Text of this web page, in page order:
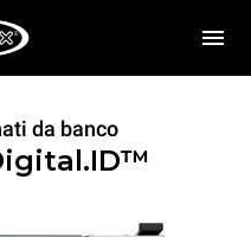
da banco